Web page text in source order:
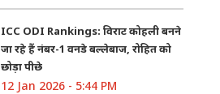
ICC ODI Rankings: विराट कोहली बनने
जा रहे हैं नंबर-1 वनडे बल्लेबाज, रोहित को
छोड़ा पीछे
12 Jan 2026 - 5:44 PM